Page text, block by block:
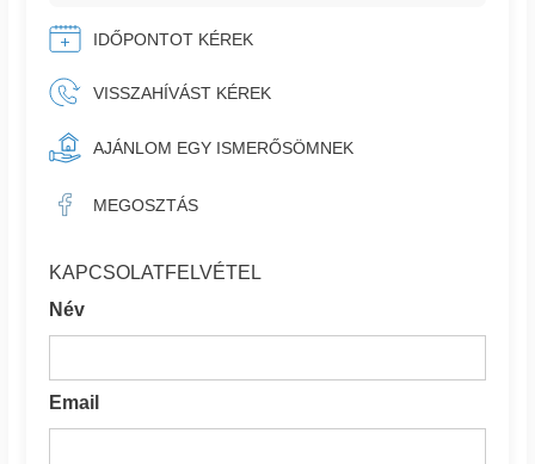
IDŐPONTOT KÉREK
VISSZAHÍVÁST KÉREK
AJÁNLOM EGY ISMERŐSÖMNEK
MEGOSZTÁS
KAPCSOLATFELVÉTEL
Név
Email